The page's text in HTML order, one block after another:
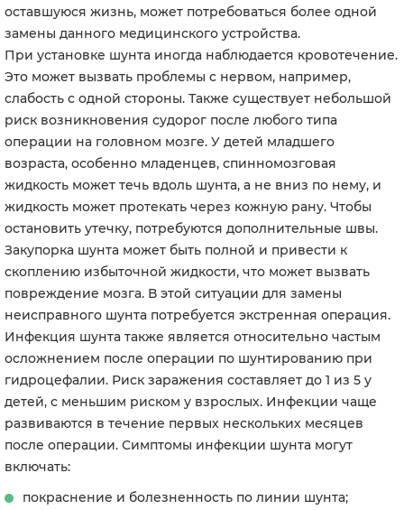
оставшуюся жизнь, может потребоваться более одной
замены данного медицинского устройства.
При установке шунта иногда наблюдается кровотечение.
Это может вызвать проблемы с нервом, например,
слабость с одной стороны. Также существует небольшой
риск возникновения судорог после любого типа
операции на головном мозге. У детей младшего
возраста, особенно младенцев, спинномозговая
жидкость может течь вдоль шунта, а не вниз по нему, и
жидкость может протекать через кожную рану. Чтобы
остановить утечку, потребуются дополнительные швы.
Закупорка шунта может быть полной и привести к
скоплению избыточной жидкости, что может вызвать
повреждение мозга. В этой ситуации для замены
неисправного шунта потребуется экстренная операция.
Инфекция шунта также является относительно частым
осложнением после операции по шунтированию при
гидроцефалии. Риск заражения составляет до 1 из 5 у
детей, с меньшим риском у взрослых. Инфекции чаще
развиваются в течение первых нескольких месяцев
после операции. Симптомы инфекции шунта могут
включать:
покраснение и болезненность по линии шунта;